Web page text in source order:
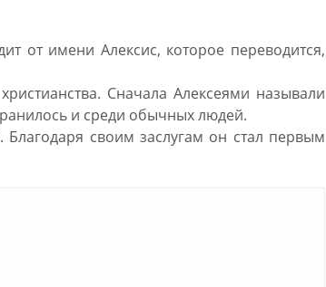
от имени Алексис, которое переводится,
Сначала Алексеями называли
и среди обычных людей.
своим заслугам он стал первым